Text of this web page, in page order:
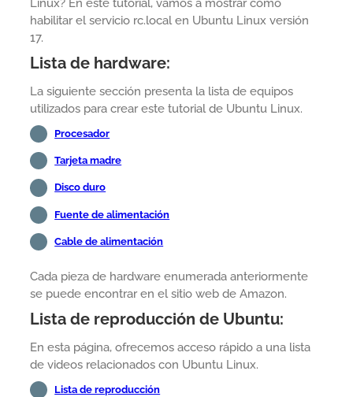
Linux? En este tutorial, vamos a mostrar cómo
habilitar el servicio rc.local en Ubuntu Linux versión
17.
Lista de hardware:
La siguiente sección presenta la lista de equipos
utilizados para crear este tutorial de Ubuntu Linux.
Procesador
Tarjeta madre
Disco duro
Fuente de alimentación
Cable de alimentación
Cada pieza de hardware enumerada anteriormente
se puede encontrar en el sitio web de Amazon.
Lista de reproducción de Ubuntu:
En esta página, ofrecemos acceso rápido a una lista
de videos relacionados con Ubuntu Linux.
Lista de reproducción